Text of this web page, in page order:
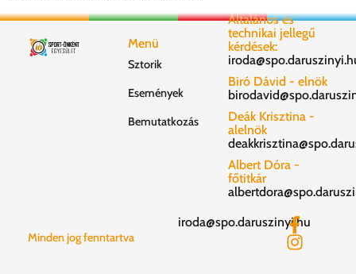
Menü
Sztorik
Események
Bemutatkozás
Általános és
technikai jellegű
kérdések:
Biró Dávid - elnök
Deák Krisztina -
alelnök
Albert Dóra -
főtitkár
Minden jog fenntartva
iroda@spo.daruszinyi.hu